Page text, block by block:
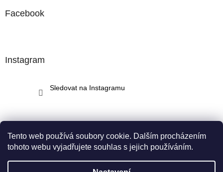
Tento web používá soubory cookie. Dalším procházením
tohoto webu vyjadřujete souhlas s jejich používáním.
Facebook
Instagram
Sledovat na Instagramu